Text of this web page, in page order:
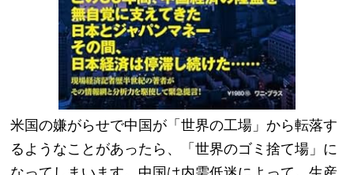
米国の嫌がらせで中国が「世界の工場」から転落す
るようなことがあったら、「世界のゴミ捨て場」に